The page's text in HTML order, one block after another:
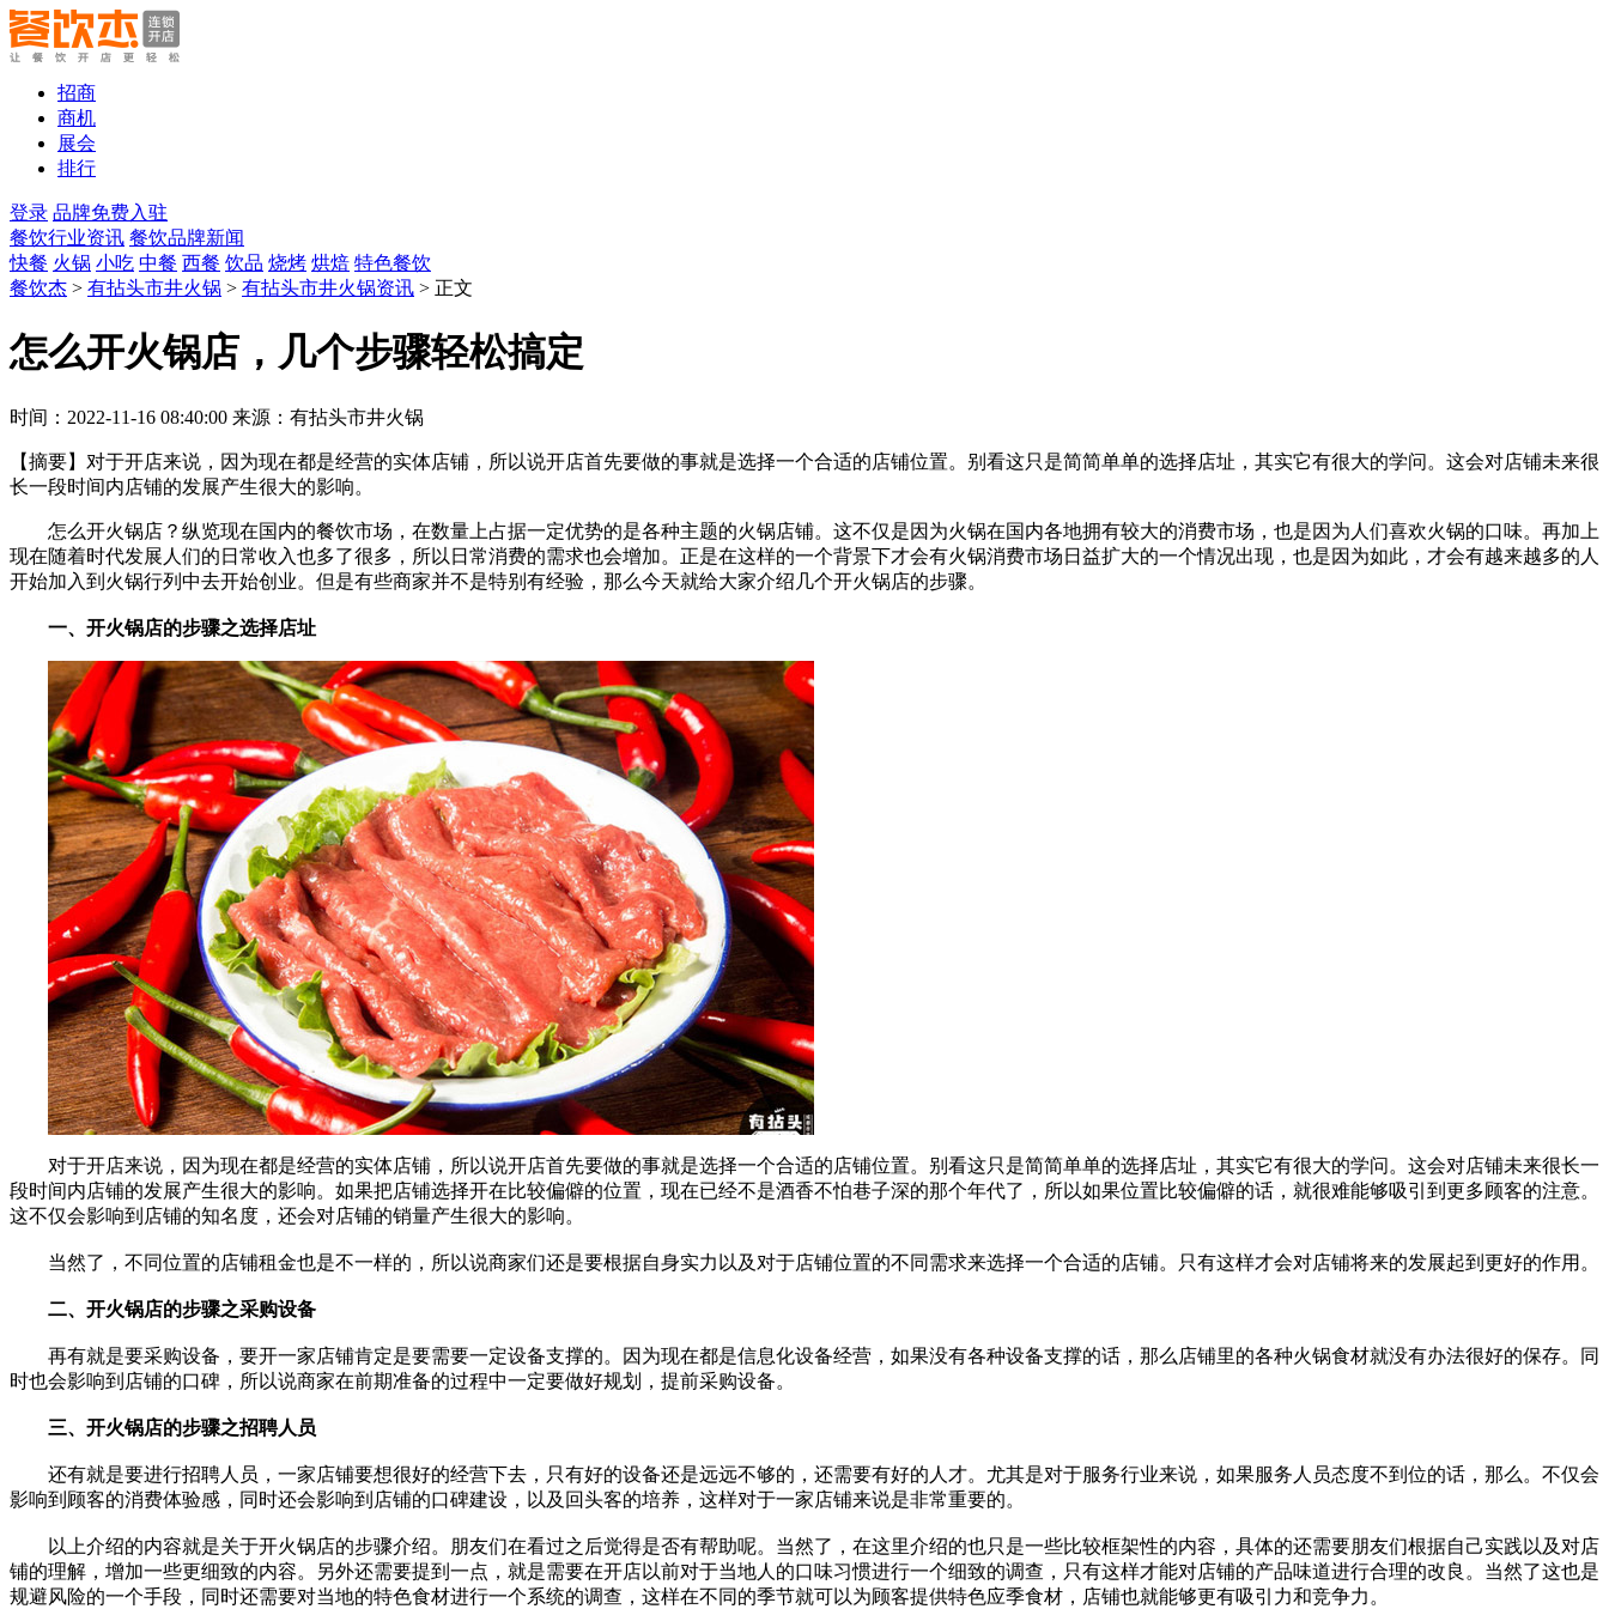
招商
商机
展会
排行
登录 品牌免费入驻
餐饮行业资讯 餐饮品牌新闻
快餐 火锅 小吃 中餐 西餐 饮品 烧烤 烘焙 特色餐饮
餐饮杰 > 有拈头市井火锅 > 有拈头市井火锅资讯 > 正文
怎么开火锅店，几个步骤轻松搞定
时间：2022-11-16 08:40:00 来源：有拈头市井火锅
【摘要】 对于开店来说，因为现在都是经营的实体店铺，所以说开店首先要做的事就是选择一个合适的店铺位置。别看这只是简简单单的选择店址，其实它有很大的学问。这会对店铺未来很
长一段时间内店铺的发展产生很大的影响。
怎么开火锅店？纵览现在国内的餐饮市场，在数量上占据一定优势的是各种主题的火锅店铺。这不仅是因为火锅在国内各地拥有较大的消费市场，也是因为人们喜欢火锅的口味。再加上
现在随着时代发展人们的日常收入也多了很多，所以日常消费的需求也会增加。正是在这样的一个背景下才会有火锅消费市场日益扩大的一个情况出现，也是因为如此，才会有越来越多的人
开始加入到火锅行列中去开始创业。但是有些商家并不是特别有经验，那么今天就给大家介绍几个开火锅店的步骤。
一、开火锅店的步骤之选择店址
对于开店来说，因为现在都是经营的实体店铺，所以说开店首先要做的事就是选择一个合适的店铺位置。别看这只是简简单单的选择店址，其实它有很大的学问。这会对店铺未来很长一
段时间内店铺的发展产生很大的影响。如果把店铺选择开在比较偏僻的位置，现在已经不是酒香不怕巷子深的那个年代了，所以如果位置比较偏僻的话，就很难能够吸引到更多顾客的注意。
这不仅会影响到店铺的知名度，还会对店铺的销量产生很大的影响。
当然了，不同位置的店铺租金也是不一样的，所以说商家们还是要根据自身实力以及对于店铺位置的不同需求来选择一个合适的店铺。只有这样才会对店铺将来的发展起到更好的作用。
二、开火锅店的步骤之采购设备
再有就是要采购设备，要开一家店铺肯定是要需要一定设备支撑的。因为现在都是信息化设备经营，如果没有各种设备支撑的话，那么店铺里的各种火锅食材就没有办法很好的保存。同
时也会影响到店铺的口碑，所以说商家在前期准备的过程中一定要做好规划，提前采购设备。
三、开火锅店的步骤之招聘人员
还有就是要进行招聘人员，一家店铺要想很好的经营下去，只有好的设备还是远远不够的，还需要有好的人才。尤其是对于服务行业来说，如果服务人员态度不到位的话，那么。不仅会
影响到顾客的消费体验感，同时还会影响到店铺的口碑建设，以及回头客的培养，这样对于一家店铺来说是非常重要的。
以上介绍的内容就是关于开火锅店的步骤介绍。朋友们在看过之后觉得是否有帮助呢。当然了，在这里介绍的也只是一些比较框架性的内容，具体的还需要朋友们根据自己实践以及对店
铺的理解，增加一些更细致的内容。另外还需要提到一点，就是需要在开店以前对于当地人的口味习惯进行一个细致的调查，只有这样才能对店铺的产品味道进行合理的改良。当然了这也是
规避风险的一个手段，同时还需要对当地的特色食材进行一个系统的调查，这样在不同的季节就可以为顾客提供特色应季食材，店铺也就能够更有吸引力和竞争力。